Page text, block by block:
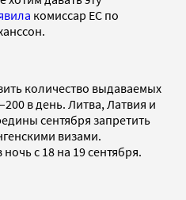
комиссар ЕС по
количество выдаваемых
в день. Литва, Латвия и
сентября запретить
визами.
ночь с 18 на 19 сентября.